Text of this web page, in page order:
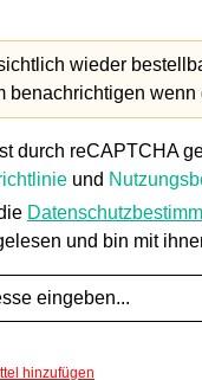
wieder
benachrichtigen
durch reCAPTCHA
und
und bin mit
hinzufügen